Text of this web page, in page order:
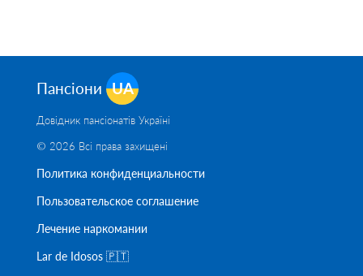
Пансіони UA
Довідник пансіонатів Україні
© 2026 Всі права захищені
Политика конфиденциальности
Пользовательское соглашение
Лечение наркомании
Lar de Idosos 🇵🇹